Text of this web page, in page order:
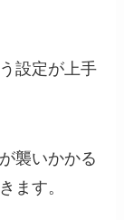
設定が上手
襲いかかる
ます。